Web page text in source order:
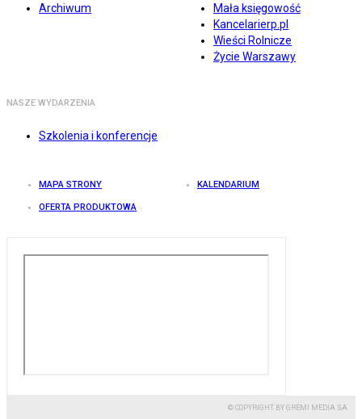
Archiwum
Mała księgowość
Kancelarierp.pl
Wieści Rolnicze
Życie Warszawy
NASZE WYDARZENIA
Szkolenia i konferencje
MAPA STRONY KALENDARIUM
OFERTA PRODUKTOWA
© COPYRIGHT BY GREMI MEDIA SA